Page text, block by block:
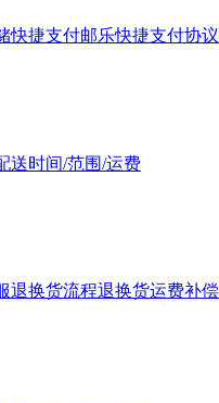
快捷支付邮乐快捷支付协议
送时间/范围/运费
退换货流程退换货运费补